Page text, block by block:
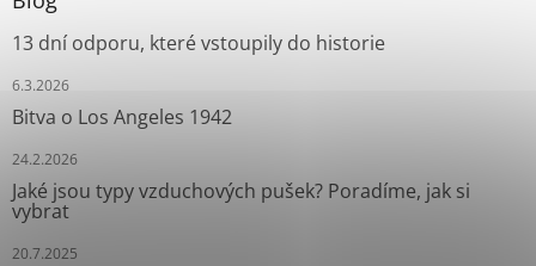
13 dní odporu, které vstoupily do historie
6.3.2026
Bitva o Los Angeles 1942
24.2.2026
Jaké jsou typy vzduchových pušek? Poradíme, jak si
vybrat
20.7.2025